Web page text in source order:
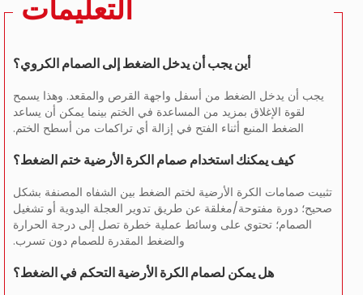
التعليمات
أين يجب أن يدخل الضغط إلى الصمام الكروي؟
يجب أن يدخل الضغط من أسفل واجهة القرص والمقعد. وهذا يسمح
لقوة الإغلاق بمزيد من المساعدة في الختم بينما يمكن أن يساعد
الضغط المنبع أثناء الفتح في إزالة أي تراكمات من أسطح الختم.
كيف يمكنك استخدام صمام الكرة الأرضية ختم الضغط؟
تثبيت صمامات الكرة الأرضية لختم الضغط بين الشفاه المصنفة بشكل
صحيح؛ دورة مفتوحة/مغلقة عن طريق تدوير العجلة اليدوية أو تشغيل
الصمام؛ تحتوي على وسائط عملية خطرة تصل إلى درجة الحرارة
والضغط المقدرة للصمام دون تسرب.
هل يمكن لصمام الكرة الأرضية التحكم في الضغط؟